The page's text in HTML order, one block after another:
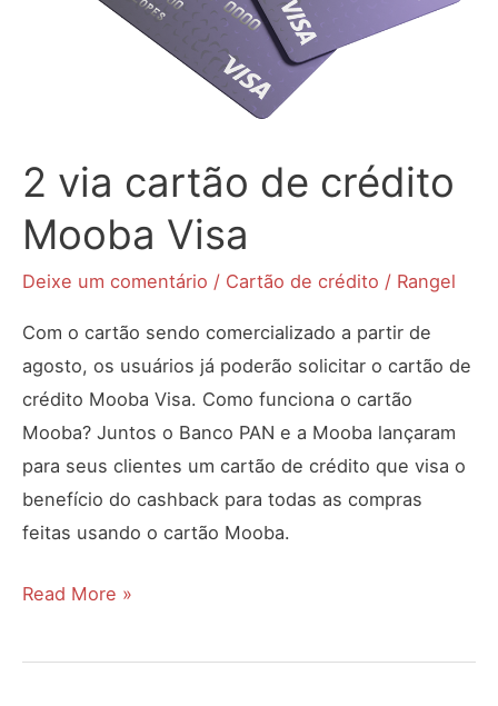
2 via cartão de crédito
Mooba Visa
Deixe um comentário / Cartão de crédito / Rangel
Com o cartão sendo comercializado a partir de
agosto, os usuários já poderão solicitar o cartão de
crédito Mooba Visa. Como funciona o cartão
Mooba? Juntos o Banco PAN e a Mooba lançaram
para seus clientes um cartão de crédito que visa o
benefício do cashback para todas as compras
feitas usando o cartão Mooba.
2
cartão
Read More »